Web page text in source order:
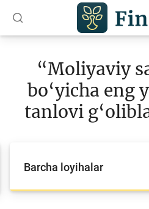
Maqolalar
O‘quv qo‘llanmalar
“Moliyaviy
bo‘yicha eng
tanlovi
Barcha loyihalar